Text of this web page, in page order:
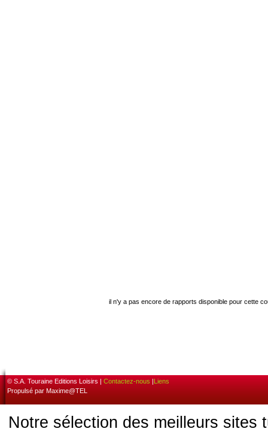
il n'y a pas encore de rapports disponible pour cette
© S.A. Touraine Editions Loisirs | Contactez-nous |Liens
Propulsé par Maxime@TEL
Notre sélection des meilleurs sites